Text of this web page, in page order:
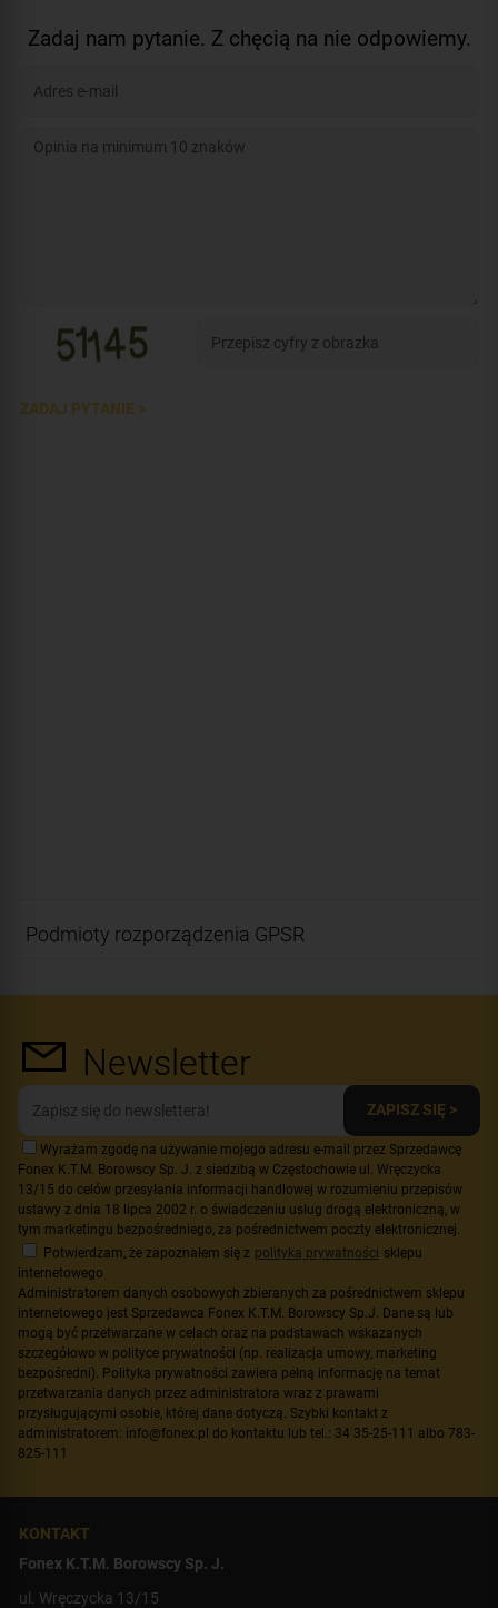
Zadaj nam pytanie. Z chęcią na nie odpowiemy.
ZADAJ PYTANIE >
Podmioty rozporządzenia GPSR
Newsletter
ZAPISZ SIĘ >
Wyrażam zgodę na używanie mojego adresu e-mail przez Sprzedawcę
Fonex K.T.M. Borowscy Sp. J. z siedzibą w Częstochowie ul. Wręczycka
13/15 do celów przesyłania informacji handlowej w rozumieniu przepisów
ustawy z dnia 18 lipca 2002 r. o świadczeniu usług drogą elektroniczną, w
tym marketingu bezpośredniego, za pośrednictwem poczty elektronicznej.
Potwierdzam, że zapoznałem się z polityką prywatności sklepu
internetowego
Administratorem danych osobowych zbieranych za pośrednictwem sklepu
internetowego jest Sprzedawca Fonex K.T.M. Borowscy Sp.J. Dane są lub
mogą być przetwarzane w celach oraz na podstawach wskazanych
szczegółowo w polityce prywatności (np. realizacja umowy, marketing
bezpośredni). Polityka prywatności zawiera pełną informację na temat
przetwarzania danych przez administratora wraz z prawami
przysługującymi osobie, której dane dotyczą. Szybki kontakt z
administratorem: info@fonex.pl do kontaktu lub tel.: 34 35-25-111 albo 783-
825-111
KONTAKT
Fonex K.T.M. Borowscy Sp. J.
ul. Wręczycka 13/15